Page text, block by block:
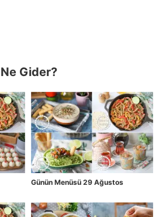
Gider?
Günün Menüsü 29 Ağustos